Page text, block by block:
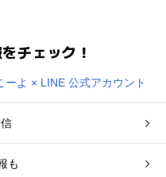
チェック！
も